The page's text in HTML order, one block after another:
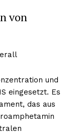
von
und
eingesetzt. Es
das aus